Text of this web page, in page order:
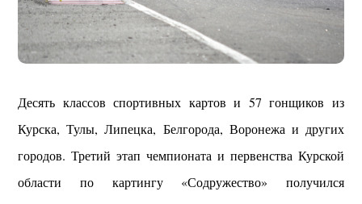
Десять классов спортивных картов и 57 гонщиков из
Курска, Тулы, Липецка, Белгорода, Воронежа и других
городов. Третий этап чемпионата и первенства Курской
области по картингу «Содружество» получился